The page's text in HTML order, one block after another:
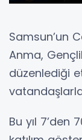
Samsun’un
Anma,
düzenlediği
Bu yıl 7’den